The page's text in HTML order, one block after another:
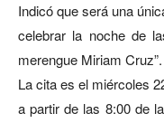
Indicó que será una
celebrar la noche de
merengue Miriam Cruz”.
La cita es el miércoles
a partir de las 8:00 de